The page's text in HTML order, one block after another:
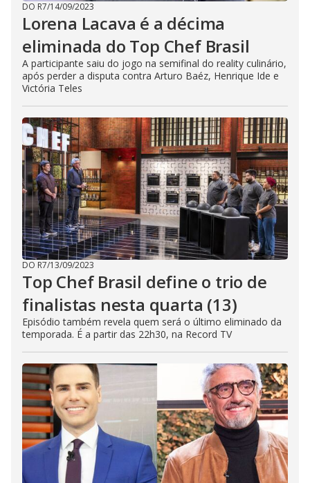
DO R7/14/09/2023
Lorena Lacava é a décima
eliminada do Top Chef Brasil
A participante saiu do jogo na semifinal do reality culinário,
após perder a disputa contra Arturo Baéz, Henrique Ide e
Victória Teles
DO R7/13/09/2023
Top Chef Brasil define o trio de
finalistas nesta quarta (13)
Episódio também revela quem será o último eliminado da
temporada. É a partir das 22h30, na Record TV